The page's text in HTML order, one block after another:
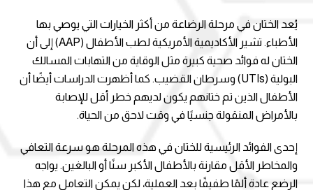
يُعد الختان في مرحلة الرضاعة من أكثر الخيارات التي يوصي بها
الأطباء. تشير الأكاديمية الأمريكية لطب الأطفال (AAP) إلى أن
الختان له فوائد صحية كبيرة مثل الوقاية من التهابات المسالك
البولية (UTIs) وسرطان القضيب. كما أظهرت الدراسات أيضًا أن
الأطفال الذين تم ختانهم يكون لديهم خطر أقل للإصابة
بالأمراض المنقولة جنسيًا في وقت لاحق من الحياة.
إحدى الفوائد الرئيسية للختان في هذه المرحلة هو سرعة التعافي
والمخاطر الأقل مقارنة بالأطفال الأكبر سنًا أو البالغين. يواجه
الرضع عادة ألمًا طفيفًا بعد العملية، لكن يمكن التعامل مع هذا